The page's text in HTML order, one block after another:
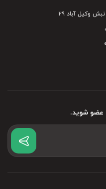
عضو شوید.
وکیل آباد ۲۹